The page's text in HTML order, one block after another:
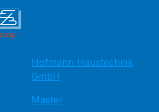
Hofmann Haustechnik
GmbH
Master